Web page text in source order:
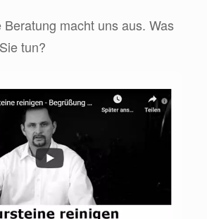
macht uns aus. Was
tun?